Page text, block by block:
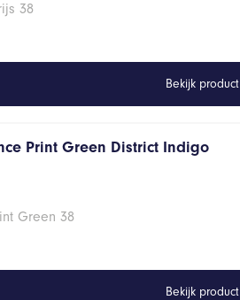
38
Bekijk product
Print Green District Indigo
Green 38
Bekijk product